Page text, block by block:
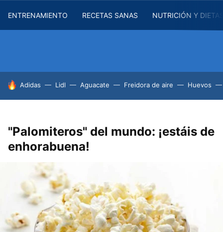
ENTRENAMIENTO RECETAS SANAS NUTRICIÓN Y
HOY SE HABLA DE
Adidas Lidl Aguacate Freidora de aire Huevos
"Palomiteros" del mundo: ¡estáis de
enhorabuena!